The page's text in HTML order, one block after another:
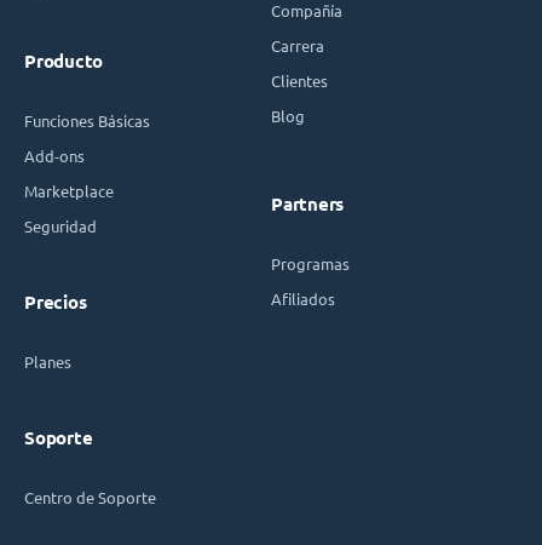
Producto
Funciones Básicas
Add-ons
Marketplace
Seguridad
Precios
Planes
Soporte
Centro de Soporte
Compañía
Carrera
Clientes
Blog
Partners
Programas
Afiliados